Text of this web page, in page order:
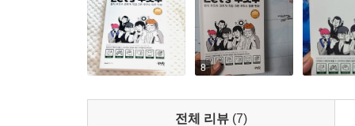
8
전체 리뷰 (7)